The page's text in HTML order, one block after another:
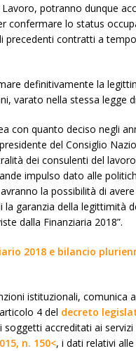
potranno dunque
confermare lo status
precedenti contratti a
definitivamente la
varato nella stessa legge
con quanto deciso negli
del Consiglio
dei consulenti del
impulso dato alle
la possibilità di
garanzia della legittimità
dalla Finanziaria 2018”.
2018 e bilancio
istituzionali, comunica
4 del decreto
soggetti accreditati ai
n. 150<, i dati relativi